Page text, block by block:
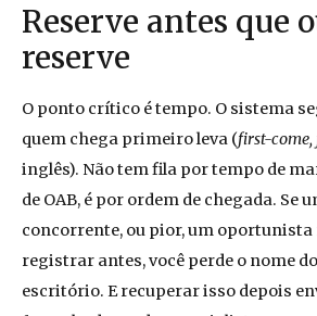
Reserve antes que
reserve
O ponto crítico é tempo. O sistema
quem chega primeiro leva (first-
inglês). Não tem fila por tempo de
de OAB, é por ordem de chegada. Se
concorrente, ou pior, um
registrar antes, você perde o nome
escritório. E recuperar isso depois